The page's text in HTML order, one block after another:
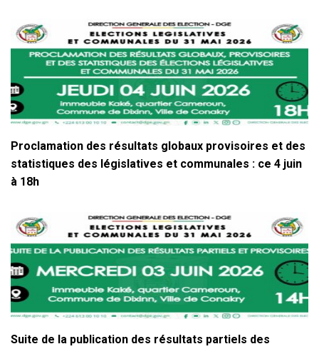
Proclamation des résultats globaux provisoires et des
statistiques des législatives et communales : ce 4 juin
à 18h
Suite de la publication des résultats partiels des